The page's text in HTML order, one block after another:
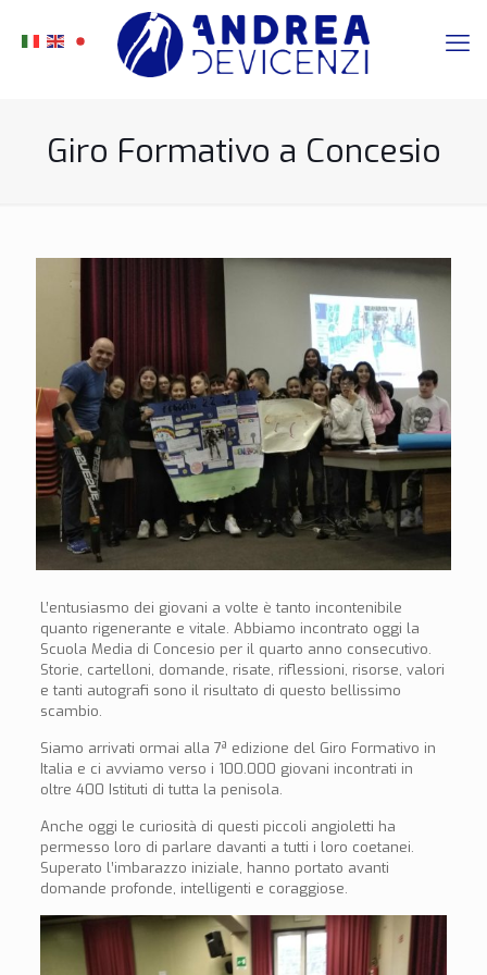
Giro Formativo a Concesio
L’entusiasmo dei giovani a volte è tanto incontenibile
quanto rigenerante e vitale. Abbiamo incontrato oggi la
Scuola Media di Concesio per il quarto anno consecutivo.
Storie, cartelloni, domande, risate, riflessioni, risorse, valori
e tanti autografi sono il risultato di questo bellissimo
scambio.
Siamo arrivati ormai alla 7ª edizione del Giro Formativo in
Italia e ci avviamo verso i 100.000 giovani incontrati in
oltre 400 Istituti di tutta la penisola.
Anche oggi le curiosità di questi piccoli angioletti ha
permesso loro di parlare davanti a tutti i loro coetanei.
Superato l’imbarazzo iniziale, hanno portato avanti
domande profonde, intelligenti e coraggiose.